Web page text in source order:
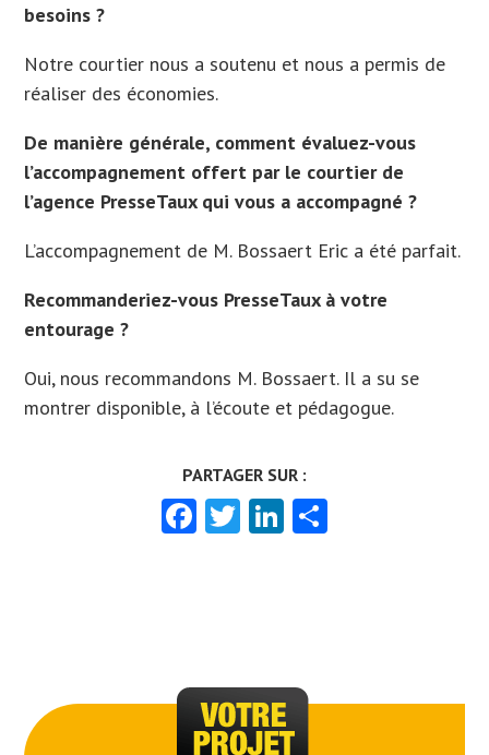
besoins ?
Notre courtier nous a soutenu et nous a permis de
réaliser des économies.
De manière générale, comment évaluez-vous
l’accompagnement offert par le courtier de
l’agence PresseTaux qui vous a accompagné ?
L’accompagnement de M. Bossaert Eric a été parfait.
Recommanderiez-vous PresseTaux à votre
entourage ?
Oui, nous recommandons M. Bossaert. Il a su se
montrer disponible, à l’écoute et pédagogue.
Facebook
TwitterLinkedIn